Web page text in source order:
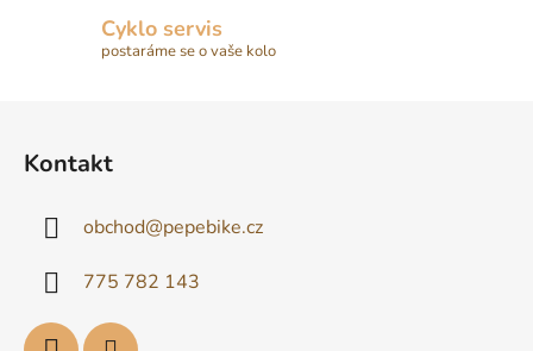
Cyklo servis
postaráme se o vaše kolo
Kontakt
obchod@pepebike.cz
775 782 143